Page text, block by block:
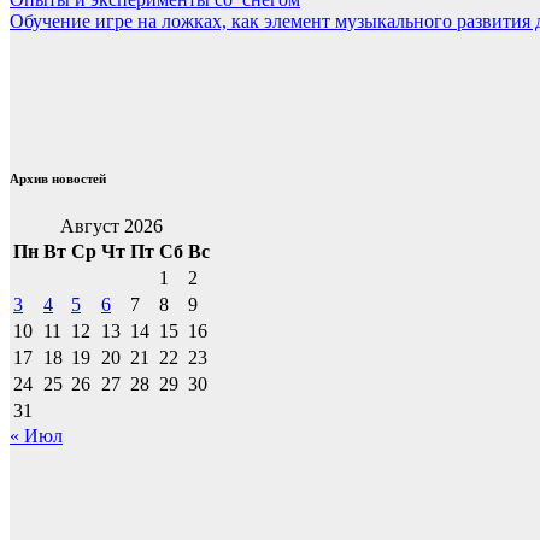
по
Обучение игре на ложках, как элемент музыкального развития
Архив новостей
Август 2026
Пн Вт Ср Чт Пт Сб Вс
1
2
3
4 5 6 7 8
9
10 11 12 13 14 15 16
17 18 19 20 21 22 23
24 25 26 27 28 29 30
31
« Июл